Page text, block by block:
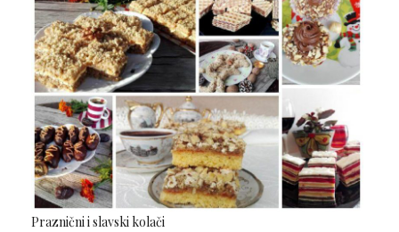
Praznični i slavski kolači